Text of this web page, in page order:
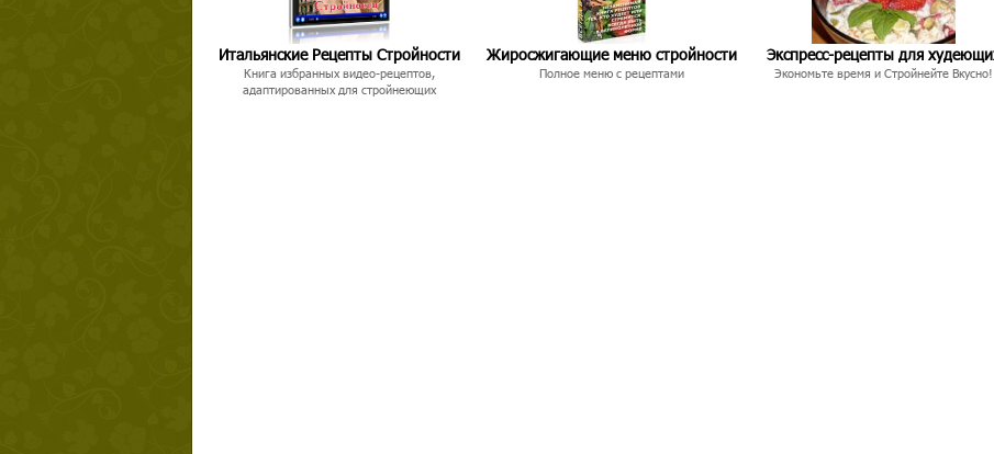
Итальянские Рецепты Стройности
Книга избранных видео-рецептов,
адаптированных для стройнеющих
Жиросжигающие меню стройности
Полное меню с рецептами
Экспресс-рецепты для
Экономьте время и Стройнейте Вкусно!